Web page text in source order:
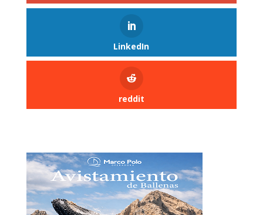
LinkedIn
reddit